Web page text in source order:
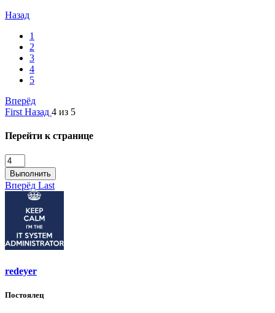
Назад
1
2
3
4
5
Вперёд
First Назад 4 из 5
Перейти к странице
Выполнить
Вперёд Last
redeyer
Постоялец